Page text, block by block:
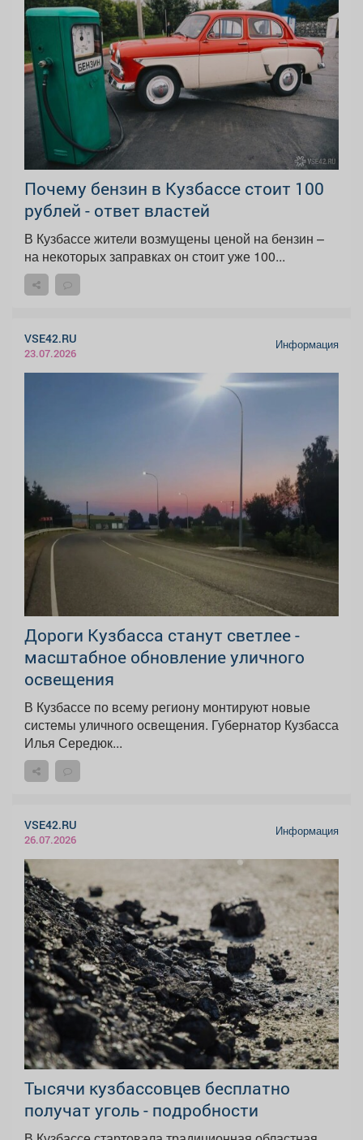
Почему бензин в Кузбассе стоит 100
рублей - ответ властей
В Кузбассе жители возмущены ценой на бензин –
на некоторых заправках он стоит уже 100...
VSE42.RU
23.07.2026
Информация
Дороги Кузбасса станут светлее -
масштабное обновление уличного
освещения
В Кузбассе по всему региону монтируют новые
системы уличного освещения. Губернатор Кузбасса
Илья Середюк...
VSE42.RU
26.07.2026
Информация
Тысячи кузбассовцев бесплатно
получат уголь - подробности